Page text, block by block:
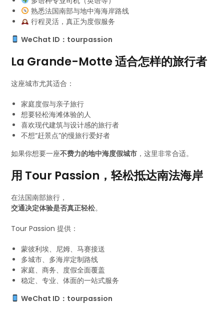
熟悉法国南部与地中海海岸路线
行程灵活，真正为度假服务
WeChat ID：tourpassion
La Grande-Motte 适合怎样的旅行者
这座城市尤其适合：
家庭度假与亲子旅行
想要轻松海滩体验的人
喜欢现代建筑与设计感的旅行者
不想“赶景点”的慢旅行爱好者
如果你想要一座不费力的地中海度假城市 ，这里非常合适。
用 Tour Passion，轻松抵达南法海岸
在法国南部旅行，
交通决定体验是否真正轻松。
Tour Passion 提供：
蒙彼利埃、尼姆、马赛接送
多城市、多海岸定制路线
家庭、商务、度假全面覆盖
稳定、专业、体面的一站式服务
WeChat ID：tourpassion